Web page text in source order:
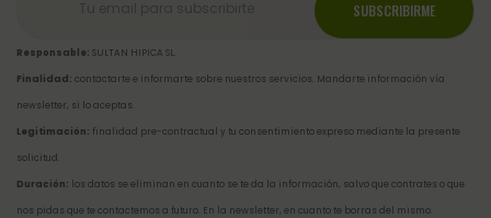
Responsable: SULTAN HIPICA SL.
Finalidad: contactarte e informarte sobre nuestros servicios. Mandarte información vía
newsletter, si lo aceptas.
Legitimación: finalidad pre-contractual y tu consentimiento expreso mediante la presente
solicitud.
Duración: los datos se eliminan en cuanto se te da la información, salvo que contrates o que
nos pidas que te contactemos a futuro. En la newsletter, en cuanto te borras del mismo.